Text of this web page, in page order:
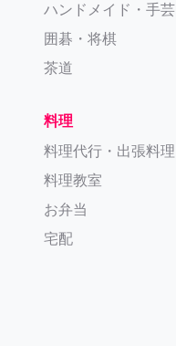
ハンドメイド・手芸
囲碁・将棋
茶道
料理
料理代行・出張料理
料理教室
お弁当
宅配